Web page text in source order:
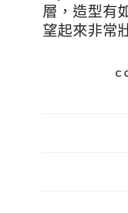
層，造型有
望起來非常